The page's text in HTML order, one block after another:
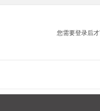
您需要登录后